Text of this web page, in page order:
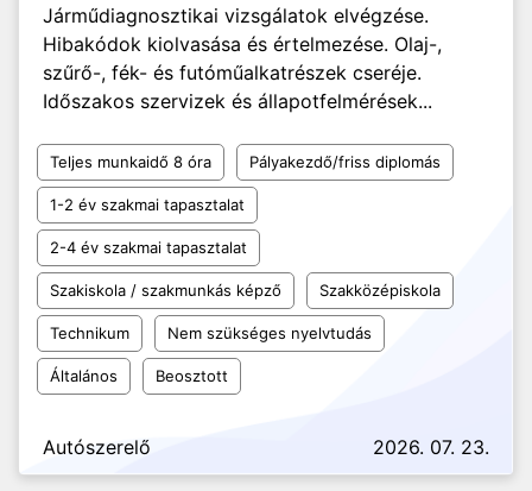
Járműdiagnosztikai vizsgálatok elvégzése.
Hibakódok kiolvasása és értelmezése. Olaj-,
szűrő-, fék- és futóműalkatrészek cseréje.
Időszakos szervizek és állapotfelmérések...
Teljes munkaidő 8 óra Pályakezdő/friss diplomás
1-2 év szakmai tapasztalat
2-4 év szakmai tapasztalat
Szakiskola / szakmunkás képző Szakközépiskola
Technikum Nem szükséges nyelvtudás
Általános Beosztott
Autószerelő 2026. 07. 23.